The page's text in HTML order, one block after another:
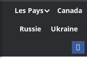
Les Pays Canada
Russie
Ukraine